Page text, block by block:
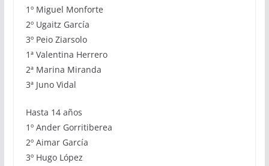
1º Miguel Monforte
2º Ugaitz García
3º Peio Ziarsolo
1ª Valentina Herrero
2ª Marina Miranda
3ª Juno Vidal
Hasta 14 años
1º Ander Gorritiberea
2º Aimar García
3º Hugo López